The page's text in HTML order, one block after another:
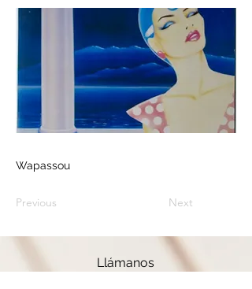
Wapassou
Previous Next
Llámanos